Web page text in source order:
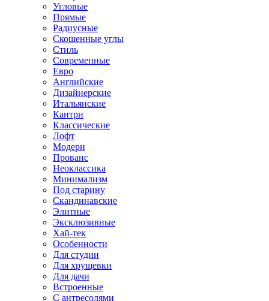
Угловые
Прямые
Радиусные
Скошенные углы
Стиль
Современные
Евро
Английские
Дизайнерские
Итальянские
Кантри
Классические
Лофт
Модерн
Прованс
Неоклассика
Минимализм
Под старину
Скандинавские
Элитные
Эксклюзивные
Хай-тек
Особенности
Для студии
Для хрущевки
Для дачи
Встроенные
С антресолями